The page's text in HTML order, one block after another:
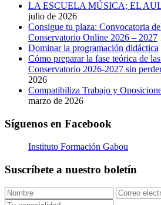
LA ESCUELA MÚSICA; EL
julio de 2026
Consigue tu plaza: Convocatoria
Conservatorio Online 2026 – 2027
Dominar la programación didáctica
Cómo preparar la fase teórica de
Conservatorio 2026-2027 sin
2026
Compatibiliza Trabajo y
marzo de 2026
Síguenos en Facebook
Instituto Formación Gabou
Suscríbete a nuestro boletín